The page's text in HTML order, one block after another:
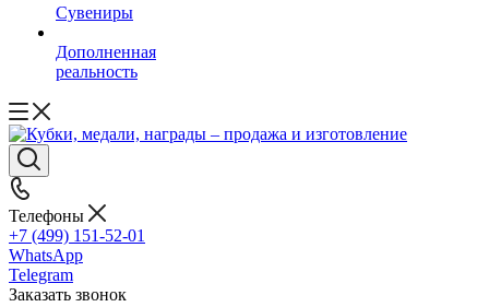
Сувениры
Дополненная
реальность
Телефоны
+7 (499) 151-52-01
WhatsApp
Telegram
Заказать звонок